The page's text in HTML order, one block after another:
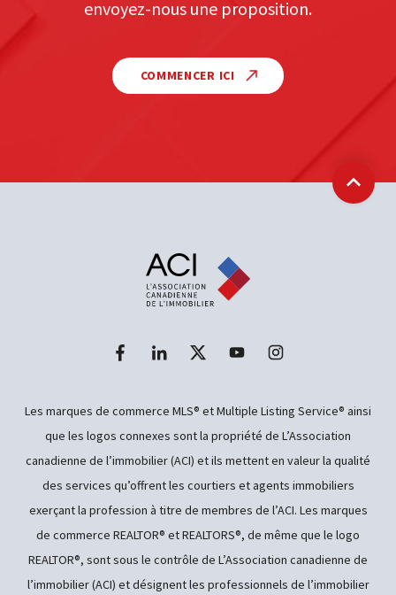
envoyez-nous une proposition.
COMMENCER ICI
Les marques de commerce MLS® et Multiple Listing Service® ainsi
que les logos connexes sont la propriété de L’Association
canadienne de l’immobilier (ACI) et ils mettent en valeur la qualité
des services qu’offrent les courtiers et agents immobiliers
exerçant la profession à titre de membres de l’ACI. Les marques
de commerce REALTOR® et REALTORS®, de même que le logo
REALTOR®, sont sous le contrôle de L’Association canadienne de
l’immobilier (ACI) et désignent les professionnels de l’immobilier